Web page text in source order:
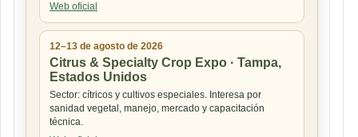
Web oficial
12–13 de agosto de 2026
Citrus & Specialty Crop Expo · Tampa,
Estados Unidos
Sector: cítricos y cultivos especiales. Interesa por
sanidad vegetal, manejo, mercado y capacitación
técnica.